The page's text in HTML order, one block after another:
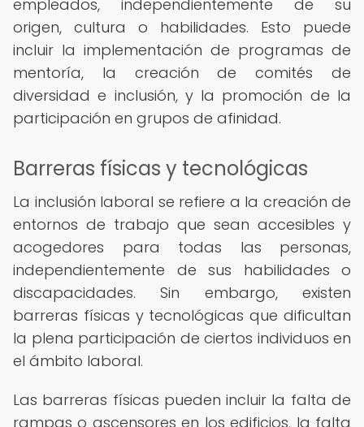
empleados, independientemente de su
origen, cultura o habilidades. Esto puede
incluir la implementación de programas de
mentoría, la creación de comités de
diversidad e inclusión, y la promoción de la
participación en grupos de afinidad.
Barreras físicas y tecnológicas
La inclusión laboral se refiere a la creación de
entornos de trabajo que sean accesibles y
acogedores para todas las personas,
independientemente de sus habilidades o
discapacidades. Sin embargo, existen
barreras físicas y tecnológicas que dificultan
la plena participación de ciertos individuos en
el ámbito laboral.
Las barreras físicas pueden incluir la falta de
rampas o ascensores en los edificios, la falta